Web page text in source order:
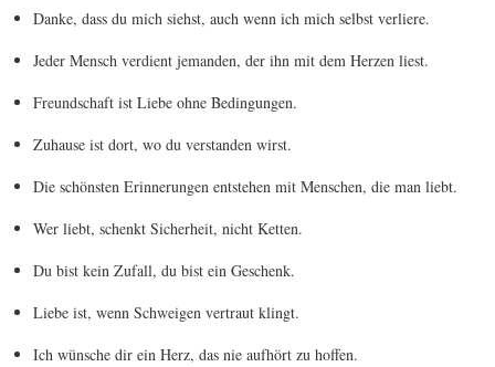
Danke, dass du mich siehst, auch wenn ich mich selbst verliere.
Jeder Mensch verdient jemanden, der ihn mit dem Herzen liest.
Freundschaft ist Liebe ohne Bedingungen.
Zuhause ist dort, wo du verstanden wirst.
Die schönsten Erinnerungen entstehen mit Menschen, die man liebt.
Wer liebt, schenkt Sicherheit, nicht Ketten.
Du bist kein Zufall, du bist ein Geschenk.
Liebe ist, wenn Schweigen vertraut klingt.
Ich wünsche dir ein Herz, das nie aufhört zu hoffen.